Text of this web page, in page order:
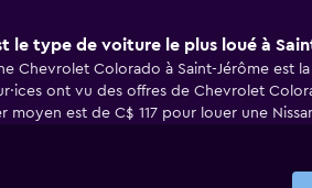
le type de voiture le plus loué à
Chevrolet Colorado à Saint-Jérôme est
ont vu des offres de Chevrolet
moyen est de C$ 117 pour louer une